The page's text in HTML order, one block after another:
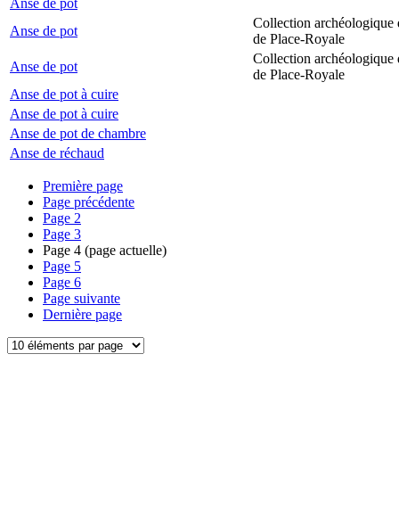
Anse de pot
Anse de pot
Collection archéologique
de Place-Royale
Anse de pot
Collection archéologique
de Place-Royale
Anse de pot à cuire
Anse de pot à cuire
Anse de pot de chambre
Anse de réchaud
Première page
Page précédente
Page 2
Page 3
Page 4 (page actuelle)
Page 5
Page 6
Page suivante
Dernière page